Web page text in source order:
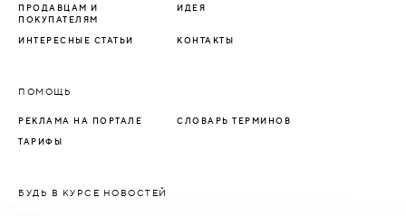
ПРОДАВЦАМ И
ПОКУПАТЕЛЯМ
ИДЕЯ
ИНТЕРЕСНЫЕ СТАТЬИ КОНТАКТЫ
ПОМОЩЬ
РЕКЛАМА НА ПОРТАЛЕ СЛОВАРЬ ТЕРМИНОВ
ТАРИФЫ
БУДЬ В КУРСЕ НОВОСТЕЙ